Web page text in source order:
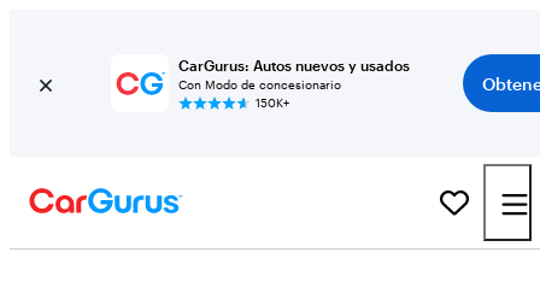
CarGurus: Autos nuevos y usados
Con Modo de concesionario
150K+